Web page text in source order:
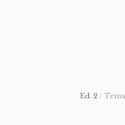
Ed. 2 /